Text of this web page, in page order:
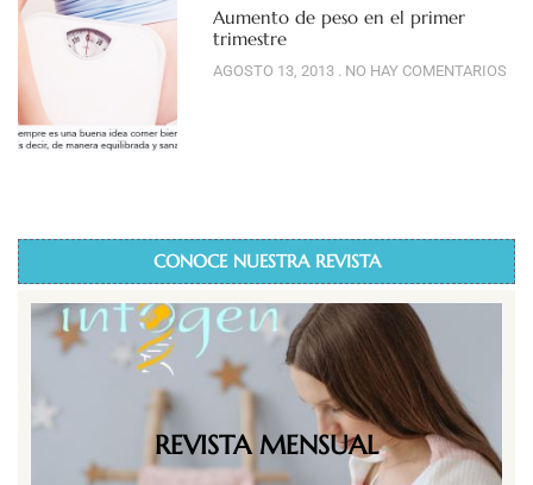
Aumento de peso en el primer
trimestre
AGOSTO 13, 2013 NO HAY COMENTARIOS
CONOCE NUESTRA REVISTA
REVISTA MENSUAL